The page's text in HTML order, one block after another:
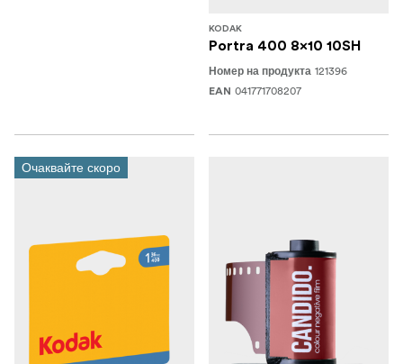
KODAK
Portra 400 8x10 10SH
Номер на продукта 121396
EAN 041771708207
Очаквайте скоро